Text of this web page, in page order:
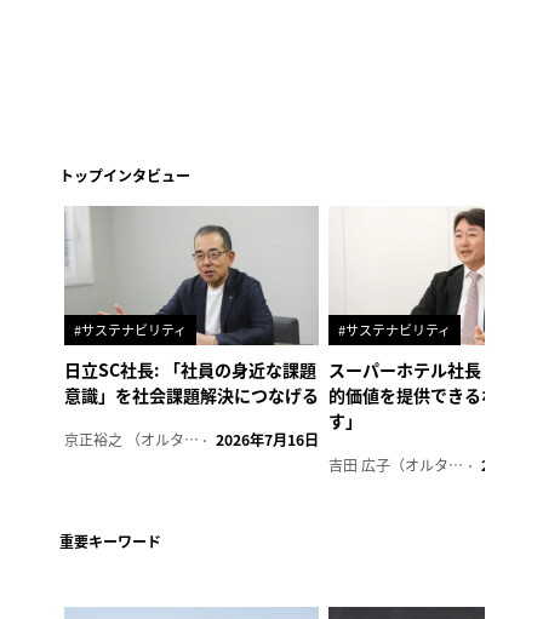
トップインタビュー
#サステナビリティ
日立SC社長: 「社員の身近な課題
意識」を社会課題解決につなげる
京正裕之 （オルタナ副編集長） 2026年7月16日
#サステナビリティ
スーパーホテル社長「地域
的価値を提供できるホテル
す」
吉田 広子（オルタナ輪番編集長） 2026年6
重要キーワード